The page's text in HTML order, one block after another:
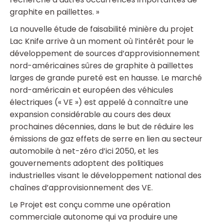
graphite en paillettes. »
La nouvelle étude de faisabilité minière du projet
Lac Knife arrive à un moment où l’intérêt pour le
développement de sources d’approvisionnement
nord-américaines sûres de graphite à paillettes
larges de grande pureté est en hausse. Le marché
nord-américain et européen des véhicules
électriques (« VE ») est appelé à connaître une
expansion considérable au cours des deux
prochaines décennies, dans le but de réduire les
émissions de gaz effets de serre en lien au secteur
automobile à net-zéro d’ici 2050, et les
gouvernements adoptent des politiques
industrielles visant le développement national des
chaînes d’approvisionnement des VE.
Le Projet est conçu comme une opération
commerciale autonome qui va produire une